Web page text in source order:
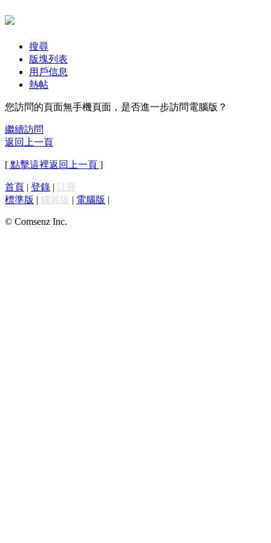
搜尋
版塊列表
用戶信息
熱帖
您訪問的頁面無手機頁面，是否進一步訪問電腦版？
繼續訪問
返回上一頁
[ 點擊這裡返回上一頁 ]
首頁 | 登錄 | 註冊
標準版 | 觸屏版 | 電腦版 |
© Comsenz Inc.